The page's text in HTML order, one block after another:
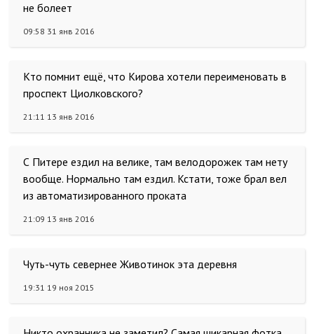
не болеет
09:58 31 янв 2016
Кто помнит ещё, что Кирова хотели переименовать в
проспект Циолковского?
21:11 13 янв 2016
С Питере ездил на велике, там велодорожек там нету
вообще. Нормально там ездил. Кстати, тоже брал вел
из автоматизированного проката
21:09 13 янв 2016
Чуть-чуть севернее Животинок эта деревня
19:31 19 ноя 2015